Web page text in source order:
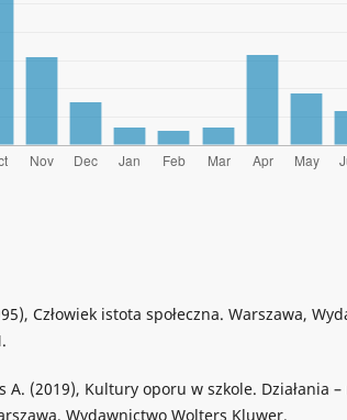
Człowiek istota społeczna. Warszawa,
A. (2019), Kultury oporu w szkole. Działania
Wydawnictwo Wolters Kluwer.